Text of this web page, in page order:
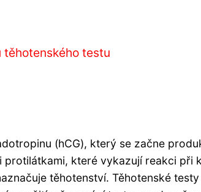
testu
(hCG), který se začne
které vykazují reakci při
těhotenství. Těhotenské